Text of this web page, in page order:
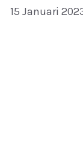
15 Januari